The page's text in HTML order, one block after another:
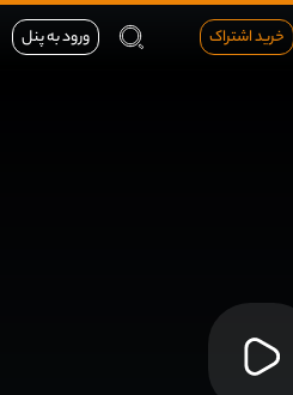
خرید اشتراک ورود به پنل